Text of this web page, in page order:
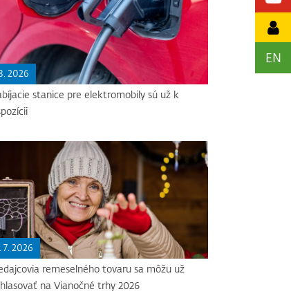
EN
2026
stanice pre elektromobily sú už k
7. 2026
remeselného tovaru sa môžu už
na Vianočné trhy 2026